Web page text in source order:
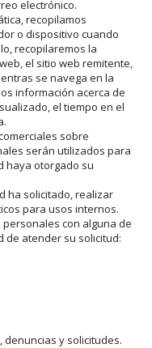
electrónico.
recopilamos
o dispositivo cuando
recopilaremos la
el sitio web remitente,
se navega en la
información acerca de
el tiempo en el
sobre
serán utilizados para
haya otorgado su
ha solicitado, realizar
para usos internos.
con alguna de
de atender su solicitud:
denuncias y solicitudes.